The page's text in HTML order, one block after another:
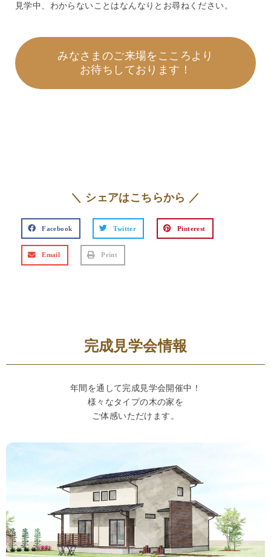
見学中、わからないことはなんなりとお尋ねください。
みなさまのご来場をこころより
お待ちしております！
＼ シェアはこちらから ／
Facebook Twitter Pinterest
Email Print
完成見学会情報
年間を通して完成見学会開催中！
様々なタイプの木の家を
ご体感いただけます。